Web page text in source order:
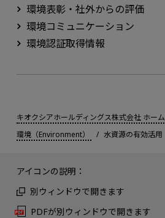
環境表彰・社外からの評価
環境コミュニケーション
環境認証取得情報
キオクシアホールディングス株式会社 ホーム
環境（Environment）
水資源の有効活用
アイコンの説明：
別ウィンドウで開きます
PDFが別ウィンドウで開きます